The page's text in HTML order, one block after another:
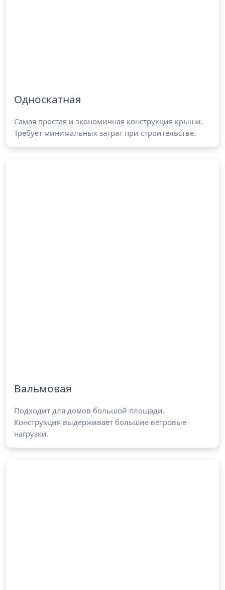
Односкатная
Самая простая и экономичная конструкция крыши.
Требует минимальных затрат при строительстве.
Вальмовая
Подходит для домов большой площади.
Конструкция выдерживает большие ветровые
нагрузки.